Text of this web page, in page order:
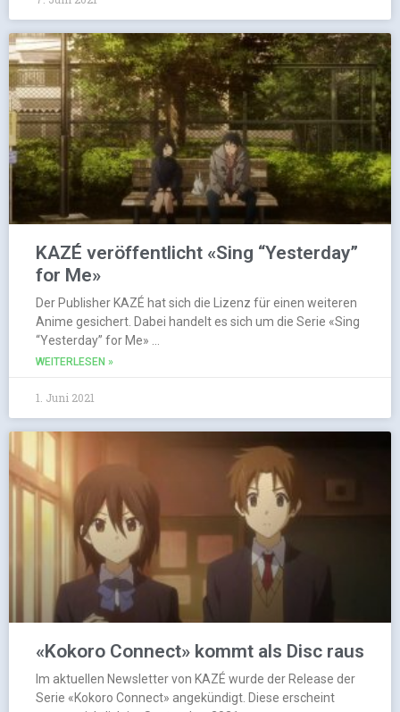
KAZÉ veröffentlicht «Sing “Yesterday”
for Me»
Der Publisher KAZÉ hat sich die Lizenz für einen weiteren
Anime gesichert. Dabei handelt es sich um die Serie «Sing
“Yesterday” for Me» …
WEITERLESEN »
1. Juni 2021
«Kokoro Connect» kommt als Disc raus
Im aktuellen Newsletter von KAZÉ wurde der Release der
Serie «Kokoro Connect» angekündigt. Diese erscheint